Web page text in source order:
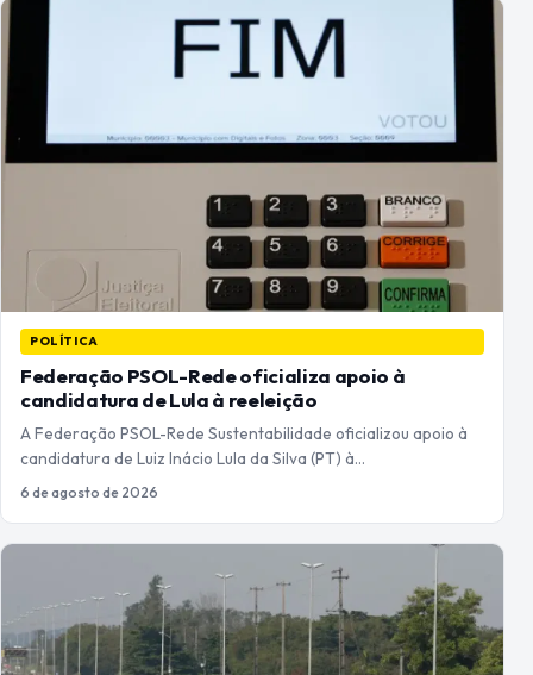
POLÍTICA
Federação PSOL-Rede oficializa apoio à
candidatura de Lula à reeleição
A Federação PSOL-Rede Sustentabilidade oficializou apoio à
candidatura de Luiz Inácio Lula da Silva (PT) à…
6 de agosto de 2026